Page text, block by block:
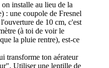
installe au lieu de la
: une coupole de Fresnel
de 10 cm, c'est
(à toi de voir le
la pluie rentre), est-ce
transforme ton aérateur
Utiliser une lentille de